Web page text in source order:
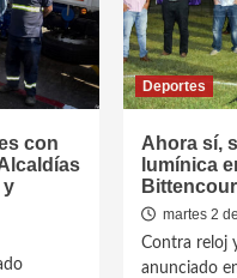
con
y
Deportes
Ahora sí,
lumínica
martes 2
Contra reloj
anunciado